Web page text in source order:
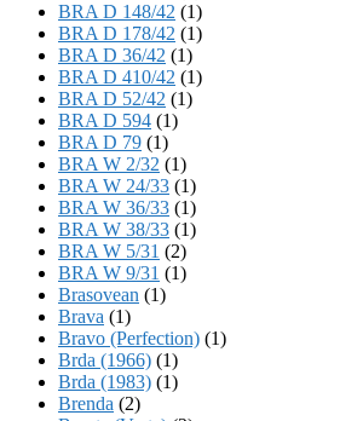
BRA D 148/42 (1)
BRA D 178/42 (1)
BRA D 36/42 (1)
BRA D 410/42 (1)
BRA D 52/42 (1)
BRA D 594 (1)
BRA D 79 (1)
BRA W 2/32 (1)
BRA W 24/33 (1)
BRA W 36/33 (1)
BRA W 38/33 (1)
BRA W 5/31 (2)
BRA W 9/31 (1)
Brasovean (1)
Brava (1)
Bravo (Perfection) (1)
Brda (1966) (1)
Brda (1983) (1)
Brenda (2)